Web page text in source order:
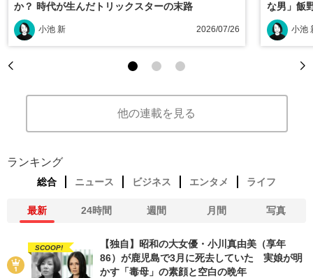
か？ 時代が生んだトリックスターの末路
小池 新 2026/07/26
な男」飯
小池
他の連載を見る
ランキング
総合 ニュース ビジネス エンタメ ライフ
最新 24時間 週間 月間 写真
SCOOP!
【独自】昭和の大女優・小川真由美（享年
86）が鹿児島で3月に死去していた 実娘が明
かす「毒母」の素顔と空白の晩年